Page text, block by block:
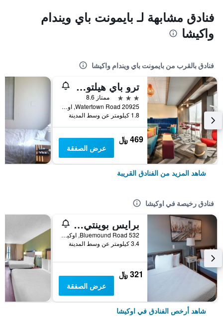
فنادق مشابهة لـ بايمونت باي ويندام
واكيشا
فنادق بالقرب من بايمونت باي ويندام واكيشا
ترو باي هيلتون ميلووكي بروكفيلد
3 نجوم
ممتاز 8.6
20925 Watertown Road, اوكيشا, WI, الولايات المتحدة الأميريكية
1.8 كيلومتر عن وسط المدينة
469 ﷼
عرض الصفقة
شاهد المزيد من الفنادق القريبة
فنادق رخيصة في اوكيشا
برايس بوينتي إن
532 Bluemound Road, اوكيشا, WI, الولايات المتحدة الأميريكية
3.4 كيلومتر عن وسط المدينة
321 ﷼
عرض الصفقة
شاهد أرخص الفنادق في اوكيشا